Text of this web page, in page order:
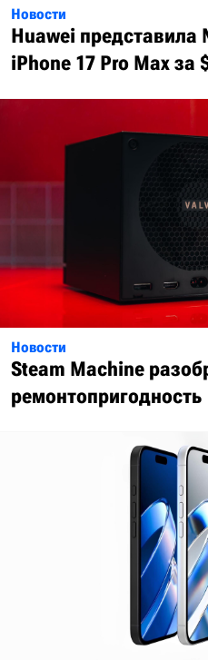
Новости
Huawei представила
iPhone 17 Pro Max за
Новости
Steam Machine
ремонтопригодность